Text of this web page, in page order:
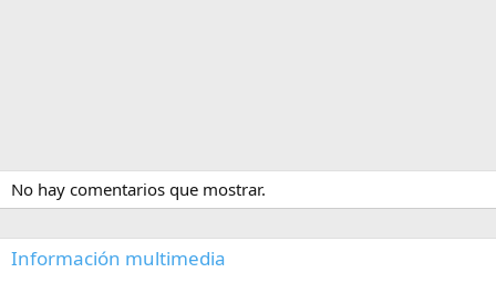
No hay comentarios que mostrar.
Información multimedia